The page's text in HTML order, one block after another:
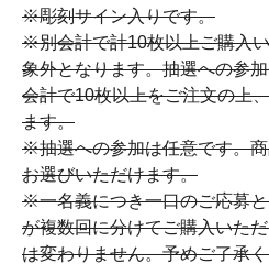
※彫刻サイン入りです。
※別会計で計10枚以上ご購入
象外となります。抽選への参
会計で10枚以上をご注文の上
ます。
※抽選への参加は任意です。
お選びいただけます。
※一名義につき一口のご応募
が複数回に分けてご購入いた
は変わりません。予めご了承